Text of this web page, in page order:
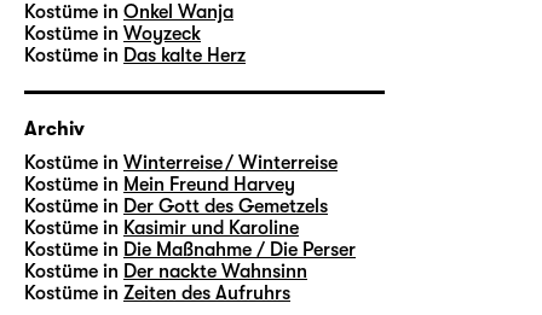
Kostüme in Onkel Wanja
Kostüme in Woyzeck
Kostüme in Das kalte Herz
Archiv
Kostüme in Winterreise / Winterreise
Kostüme in Mein Freund Harvey
Kostüme in Der Gott des Gemetzels
Kostüme in Kasimir und Karoline
Kostüme in Die Maßnahme / Die Perser
Kostüme in Der nackte Wahnsinn
Kostüme in Zeiten des Aufruhrs